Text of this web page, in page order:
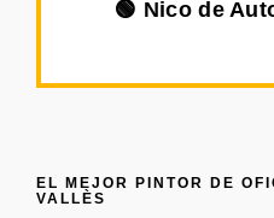
🟢 Nico de
EL MEJOR PINTOR DE
VALLÈS